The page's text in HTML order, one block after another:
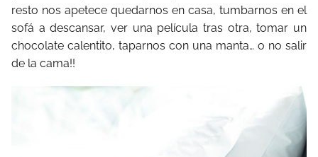
resto nos apetece quedarnos en casa, tumbarnos en el
sofá a descansar, ver una película tras otra, tomar un
chocolate calentito, taparnos con una manta… o no salir
de la cama!!